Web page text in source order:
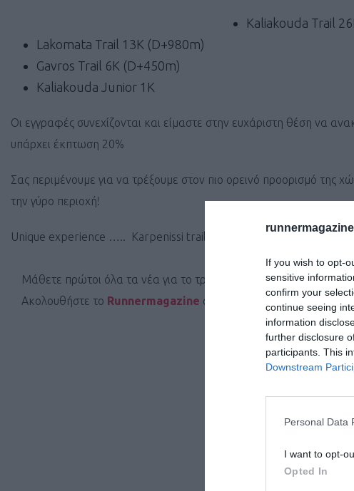
If you wish to opt-
sensitive
confirm your
continue seeing
information
further disclosure
participants. This
Downstream
Personal Data
I want to opt-
Opted In
Kaliakouda Trail
Lakomata Trail 13K (D+980m)
Gavros Trail 6K (D+450m)
Kaliakouda Junior 1K
Οι εγγραφές συνεχίζονται και είμαστε στην ευχάριστη θέση να
υπάρχει έκπτωση 20%
Σας περιμένουμε για να τρέξουμε στον πιο ορεινό προορισμό
την γύρο περιοχή!
Unique experience ….. Karpenissi trail!!!
Μάθετε πρώτοι όλα τα νέα για το τρέξιμο στην Ελλάδα και τον
Ακολουθήστε το Runnermagazine σε Facebook και